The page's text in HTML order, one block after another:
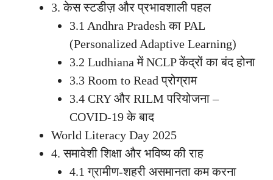
3. केस स्टडीज़ और प्रभावशाली पहल
3.1 Andhra Pradesh का PAL
(Personalized Adaptive Learning)
3.2 Ludhiana में NCLP केंद्रों का बंद होना
3.3 Room to Read प्रोग्राम
3.4 CRY और RILM परियोजना –
COVID-19 के बाद
World Literacy Day 2025
4. समावेशी शिक्षा और भविष्य की राह
4.1 ग्रामीण-शहरी असमानता कम करना